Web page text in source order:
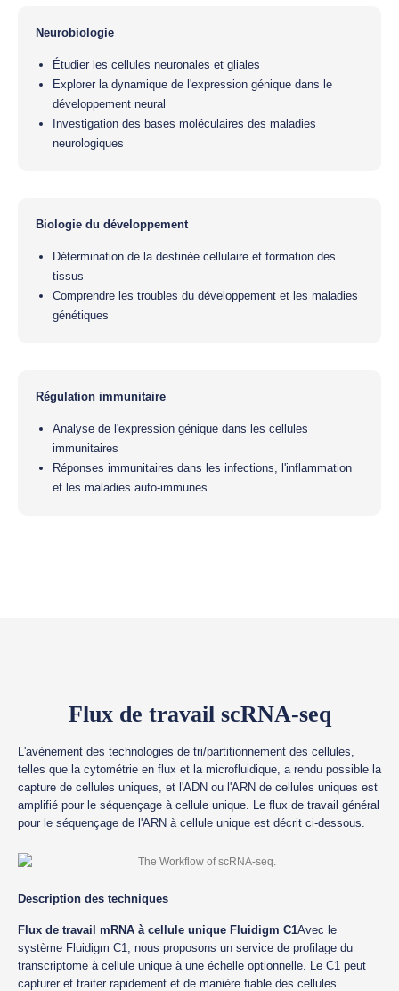
Neurobiologie
Étudier les cellules neuronales et gliales
Explorer la dynamique de l'expression génique dans le
développement neural
Investigation des bases moléculaires des maladies
neurologiques
Biologie du développement
Détermination de la destinée cellulaire et formation des
tissus
Comprendre les troubles du développement et les maladies
génétiques
Régulation immunitaire
Analyse de l'expression génique dans les cellules
immunitaires
Réponses immunitaires dans les infections, l'inflammation
et les maladies auto-immunes
Flux de travail scRNA-seq
L'avènement des technologies de tri/partitionnement des cellules,
telles que la cytométrie en flux et la microfluidique, a rendu possible la
capture de cellules uniques, et l'ADN ou l'ARN de cellules uniques est
amplifié pour le séquençage à cellule unique. Le flux de travail général
pour le séquençage de l'ARN à cellule unique est décrit ci-dessous.
Description des techniques
Flux de travail mRNA à cellule unique Fluidigm C1Avec le
système Fluidigm C1, nous proposons un service de profilage du
transcriptome à cellule unique à une échelle optionnelle. Le C1 peut
capturer et traiter rapidement et de manière fiable des cellules